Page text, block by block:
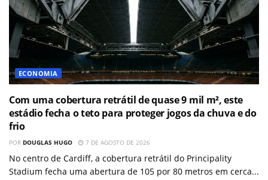
ECONOMIA
Com uma cobertura retrátil de quase 9 mil m², este
estádio fecha o teto para proteger jogos da chuva e do
frio
POR DOUGLAS HUGO 7 DE AGOSTO DE 2026
No centro de Cardiff, a cobertura retrátil do Principality
Stadium fecha uma abertura de 105 por 80 metros em cerca...